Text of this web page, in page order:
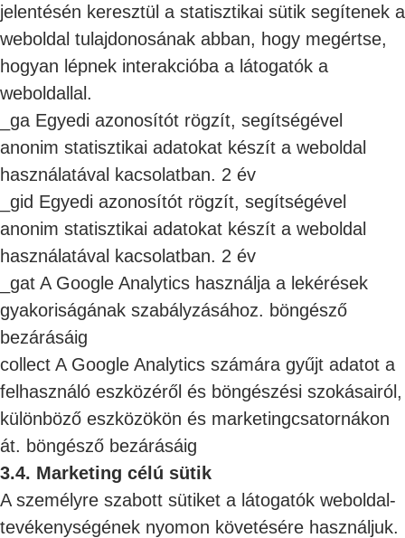
jelentésén keresztül a statisztikai sütik segítenek a
weboldal tulajdonosának abban, hogy megértse,
hogyan lépnek interakcióba a látogatók a
weboldallal.
_ga Egyedi azonosítót rögzít, segítségével
anonim statisztikai adatokat készít a weboldal
használatával kacsolatban. 2 év
_gid Egyedi azonosítót rögzít, segítségével
anonim statisztikai adatokat készít a weboldal
használatával kacsolatban. 2 év
_gat A Google Analytics használja a lekérések
gyakoriságának szabályzásához. böngésző
bezárásáig
collect A Google Analytics számára gyűjt adatot a
felhasználó eszközéről és böngészési szokásairól,
különböző eszközökön és marketingcsatornákon
át. böngésző bezárásáig
3.4. Marketing célú sütik
A személyre szabott sütiket a látogatók weboldal-
tevékenységének nyomon követésére használjuk.